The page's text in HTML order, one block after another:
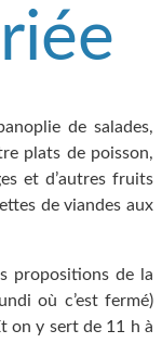
de salades,
plats de poisson,
et d’autres fruits
de viandes aux
propositions de la
où c’est fermé)
on y sert de 11 h à